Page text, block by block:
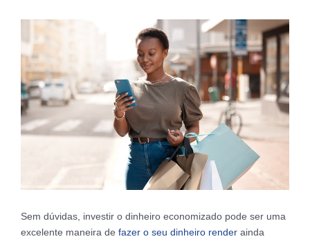
Sem dúvidas, investir o dinheiro economizado pode ser uma
excelente maneira de fazer o seu dinheiro render ainda